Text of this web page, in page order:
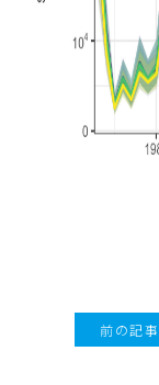
前の記事